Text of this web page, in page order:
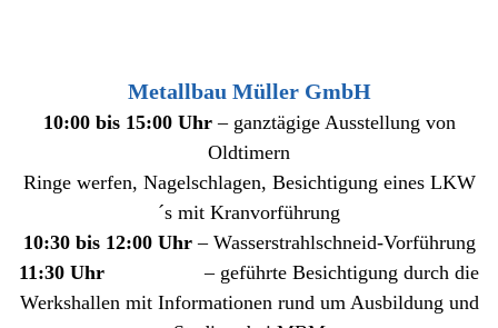
Metallbau Müller GmbH
10:00 bis 15:00 Uhr– ganztägige Ausstellung von
Oldtimern
Ringe werfen, Nagelschlagen, Besichtigung eines LKW
´s mit Kranvorführung
10:30 bis 12:00 Uhr– Wasserstrahlschneid-Vorführung
11:30 Uhr
– geführte Besichtigung durch die
Werkshallen mit Informationen rund um Ausbildung und